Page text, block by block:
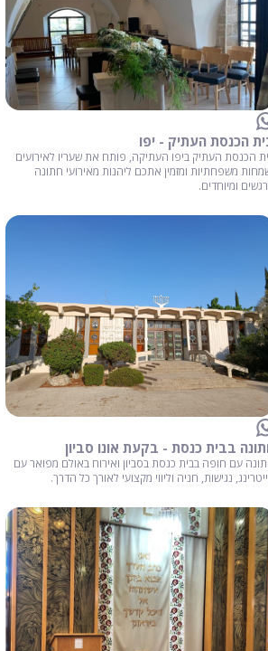
הכנסת העתיק - יפו
הכנסת העתיק ביפו העתיקה, פותח את שעריו לאירועים
משפחתיות ומזמין אתכם ליהנות מאירועי חתונה
ומיוחדים.
בבית כנסת - בקעת אונו סביון
עם חופה בבית כנסת בסביון ואירוח באולם מפואר עם
נגישות, חניה וליווי מקצועי לאורך כל הדרך.